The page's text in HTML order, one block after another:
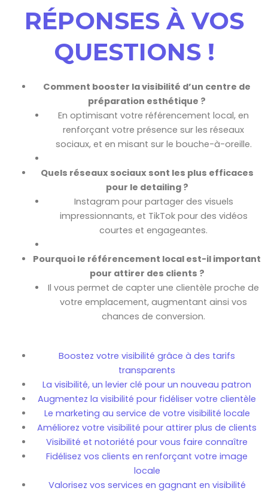
RÉPONSES À VOS
QUESTIONS !
Comment booster la visibilité d’un centre de
préparation esthétique ?
En optimisant votre référencement local, en
renforçant votre présence sur les réseaux
sociaux, et en misant sur le bouche-à-oreille.
Quels réseaux sociaux sont les plus efficaces
pour le detailing ?
Instagram pour partager des visuels
impressionnants, et TikTok pour des vidéos
courtes et engageantes.
Pourquoi le référencement local est-il important
pour attirer des clients ?
Il vous permet de capter une clientèle proche de
votre emplacement, augmentant ainsi vos
chances de conversion.
Boostez votre visibilité grâce à des tarifs
transparents
La visibilité, un levier clé pour un nouveau patron
Augmentez la visibilité pour fidéliser votre clientèle
Le marketing au service de votre visibilité locale
Améliorez votre visibilité pour attirer plus de clients
Visibilité et notoriété pour vous faire connaître
Fidélisez vos clients en renforçant votre image
locale
Valorisez vos services en gagnant en visibilité